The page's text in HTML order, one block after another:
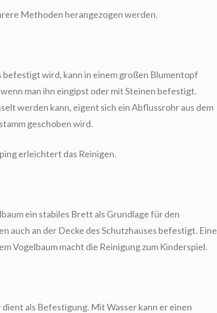
Methoden herangezogen werden.
befestigt wird, kann in einem großen Blumentopf
man ihn eingipst oder mit Steinen befestigt.
werden kann, eigent sich ein Abflussrohr aus dem
geschoben wird.
erleichtert das Reinigen.
ein stabiles Brett als Grundlage für den
auch an der Decke des Schutzhauses befestigt. Eine
Vogelbaum macht die Reinigung zum Kinderspiel.
als Befestigung. Mit Wasser kann er einen